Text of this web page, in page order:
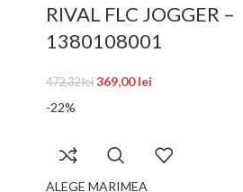
RIVAL FLC JOGGER –
1380108001
472,32lei 369,00lei
-22%
ALEGE MARIMEA